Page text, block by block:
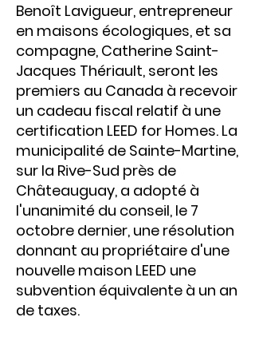
Benoît Lavigueur, entrepreneur
en maisons écologiques, et sa
compagne, Catherine Saint-
Jacques Thériault, seront les
premiers au Canada à recevoir
un cadeau fiscal relatif à une
certification LEED for Homes. La
municipalité de Sainte-Martine,
sur la Rive-Sud près de
Châteauguay, a adopté à
l'unanimité du conseil, le 7
octobre dernier, une résolution
donnant au propriétaire d'une
nouvelle maison LEED une
subvention équivalente à un an
de taxes.